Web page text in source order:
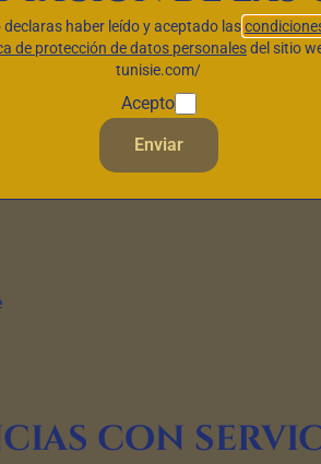
7de personas mayores en pérdida
seguimiento médico diario,
con
haber leído y aceptado las
de protección de datos personalesdel sitio
tunisie.com/
Acepto
Enviar